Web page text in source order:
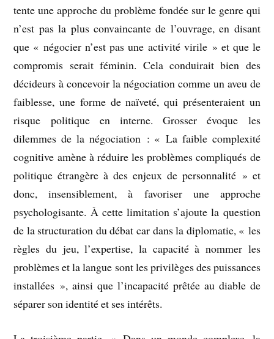
tente une approche du problème fondée sur le genre qui
n’est pas la plus convaincante de l’ouvrage, en disant
que « négocier n’est pas une activité virile » et que le
compromis serait féminin. Cela conduirait bien des
décideurs à concevoir la négociation comme un aveu de
faiblesse, une forme de naïveté, qui présenteraient un
risque politique en interne. Grosser évoque les
dilemmes de la négociation : « La faible complexité
cognitive amène à réduire les problèmes compliqués de
politique étrangère à des enjeux de personnalité » et
donc, insensiblement, à favoriser une approche
psychologisante. À cette limitation s’ajoute la question
de la structuration du débat car dans la diplomatie, « les
règles du jeu, l’expertise, la capacité à nommer les
problèmes et la langue sont les privilèges des puissances
installées », ainsi que l’incapacité prêtée au diable de
séparer son identité et ses intérêts.